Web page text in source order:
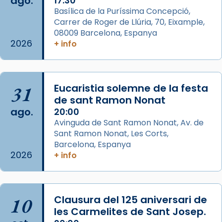
Aquest dilluns, 27 de juliol, ha tingut lloc la
missa d’acció de gràcies en agraïment al
comitè organitzador de la visita apostòlica
del Sant Pare Lleó XIV a Barcelona, i als
L’arquebisbe de Barcelona, el cardenal Joan
Josep Omella, ha presidit la missa i l’ha
concelebrat el bisbe auxiliar de Barcelona,
Mons. David Abadías.
📸 Dr. G. Simón
View on Facebook ·
Arquebisbat de Barcelona
Memòria de les santes Juliana i
2026
Basílica de la Puríssima Concepció,
Carrer de Roger de Llúria, 70, Eixample,
08009 Barcelona, Espanya
+ info
31
ago.
2026
Eucaristia solemne de la festa
de sant Ramon Nonat
20:00
Avinguda de Sant Ramon Nonat, Av. de
Sant Ramon Nonat, Les Corts,
Barcelona, Espanya
+ info
10
Clausura del 125 aniversari de
les Carmelites de Sant Josep.